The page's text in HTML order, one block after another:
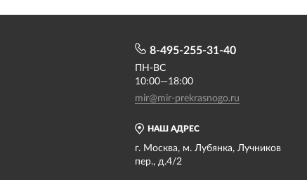
НАШ АДРЕС
г. Москва, м. Лубянка, Лучников
пер., д.4/2
8-495-255-31-40
ПН-ВС
10:00—18:00
mir@mir-prekrasnogo.ru